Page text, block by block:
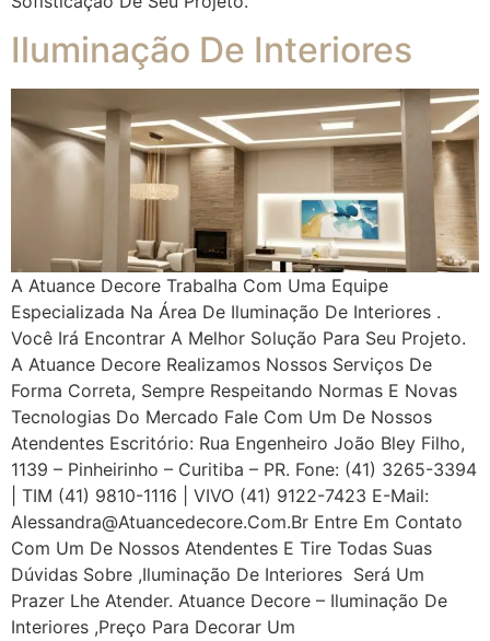
Iluminação De Interiores
A Atuance Decore Trabalha Com Uma Equipe
Especializada Na Área De Iluminação De Interiores .
Você Irá Encontrar A Melhor Solução Para Seu Projeto.
A Atuance Decore Realizamos Nossos Serviços De
Forma Correta, Sempre Respeitando Normas E Novas
Tecnologias Do Mercado Fale Com Um De Nossos
Atendentes Escritório: Rua Engenheiro João Bley Filho,
1139 – Pinheirinho – Curitiba – PR. Fone: (41) 3265-3394
| TIM (41) 9810-1116 | VIVO (41) 9122-7423 E-Mail:
Alessandra@atuancedecore.com.br Entre Em Contato
Com Um De Nossos Atendentes E Tire Todas Suas
Dúvidas Sobre ,iluminação De Interiores Será Um
Prazer Lhe Atender. Atuance Decore – Iluminação De
Interiores ,Preço Para Decorar Um